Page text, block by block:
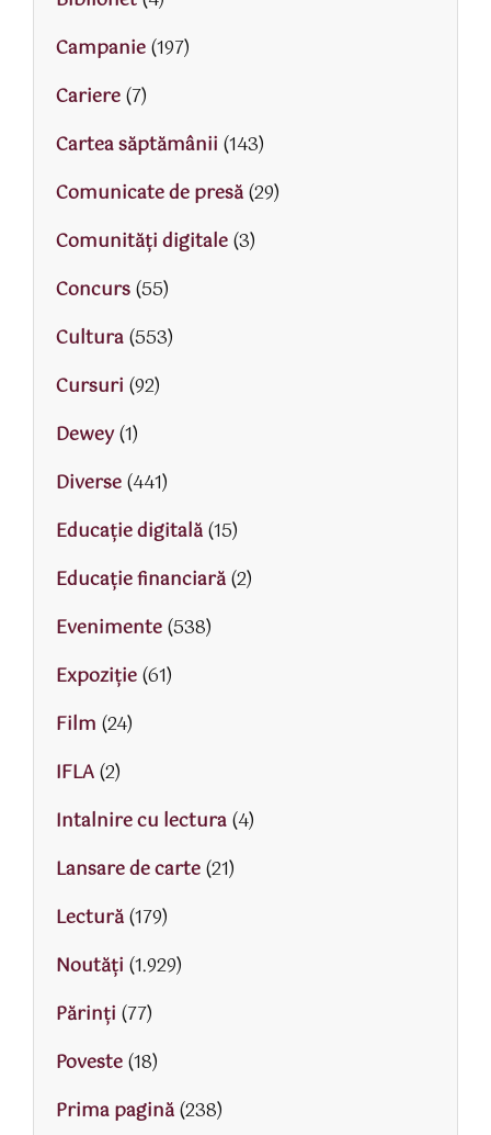
Campanie(197)
Cariere(7)
Cartea săptămânii (143)
Comunicate de presă(29)
Comunități digitale(3)
Concurs(55)
Cultura(553)
Cursuri (92)
Dewey(1)
Diverse(441)
Educaţie digitală(15)
Educaţie financiară(2)
Evenimente(538)
Expoziție(61)
Film (24)
IFLA(2)
Intalnire cu lectura(4)
Lansare de carte(21)
Lectură(179)
Noutăți (1.929)
Părinţi (77)
Poveste(18)
Prima pagină(238)